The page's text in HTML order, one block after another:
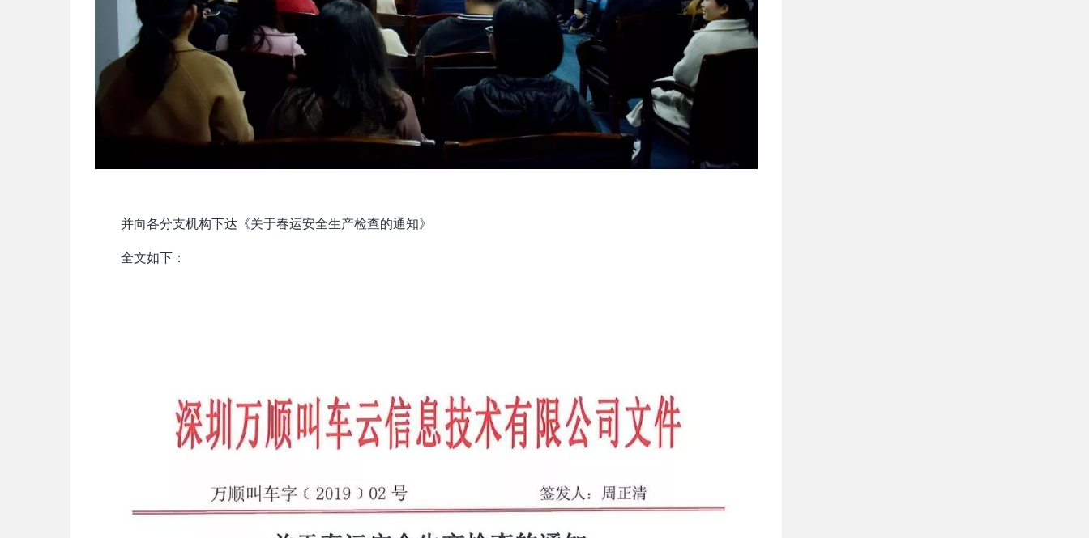
并向各分支机构下达《关于春运安全生产检查的通知》
全文如下：